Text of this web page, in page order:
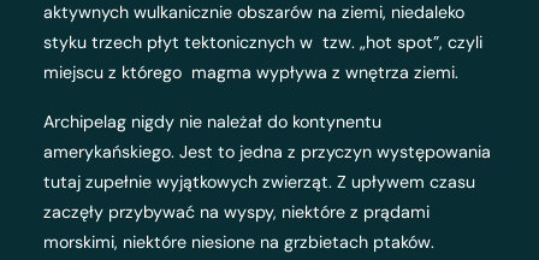
aktywnych wulkanicznie obszarów na ziemi, niedaleko
styku trzech płyt tektonicznych w tzw. „hot spot”, czyli
miejscu z którego magma wypływa z wnętrza ziemi.
Archipelag nigdy nie należał do kontynentu
amerykańskiego. Jest to jedna z przyczyn występowania
tutaj zupełnie wyjątkowych zwierząt. Z upływem czasu
zaczęły przybywać na wyspy, niektóre z prądami
morskimi, niektóre niesione na grzbietach ptaków.